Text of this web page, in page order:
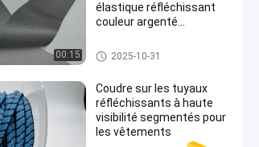
00:15
élastique réfléchissant
couleur argenté
actives, sécurité et
extérieur
Silver Reflective Fabric
2025-10-31
Coudre sur les tuyaux
réfléchissants à haute
visibilité segmentés pour
les vêtements